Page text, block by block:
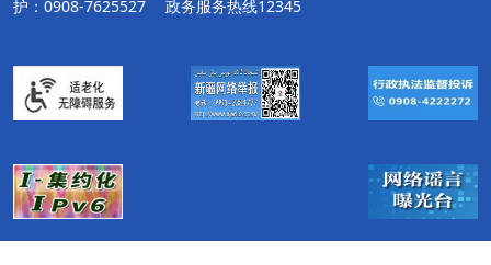
护：0908-7625527
政务服务热线12345